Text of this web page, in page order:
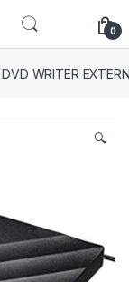
0
DVD WRITER
🔍